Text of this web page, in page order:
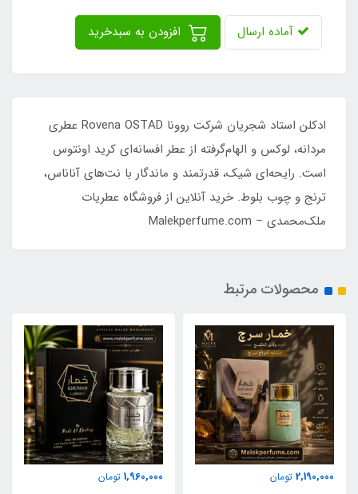
آماده ارسال
ادکلن استاد شجریان شرکت روونا Rovena OSTAD عطری
مردانه، لوکس و الهام‌گرفته از عطر افسانه‌ای کرید اونتوس
است. رایحه‌ای شیک، قدرتمند و ماندگار با نت‌های آناناس،
ترنج و چوب بلوط. خرید آنلاین از فروشگاه عطریات
ملک‌محمدی – Malekperfume.com
محصولات مرتبط
2,190,000 تومان
1,960,000 تومان